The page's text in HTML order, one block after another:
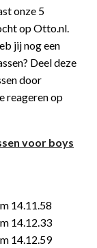
onze 5
op Otto.nl.
jij nog een
Deel deze
door
reageren op
voor boys